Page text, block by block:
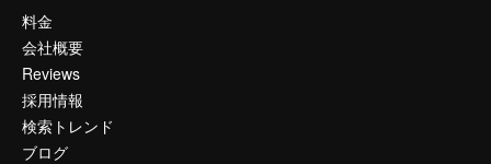
料金
会社概要
Reviews
採用情報
検索トレンド
ブログ